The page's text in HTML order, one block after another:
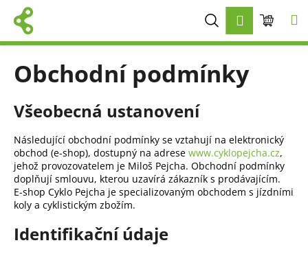
obsah
Hledat Přihlášení
košík
Obchodní podmínky
Všeobecná ustanovení
Následující obchodní podmínky se vztahují na elektronický
obchod (e-shop), dostupný na adrese www.cyklopejcha.cz,
jehož provozovatelem je Miloš Pejcha. Obchodní podmínky
doplňují smlouvu, kterou uzavírá zákazník s prodávajícím.
E-shop Cyklo Pejcha je specializovaným obchodem s jízdními
koly a cyklistickým zbožím.
Identifikační údaje
š
C
p
t
ř
e
b
j